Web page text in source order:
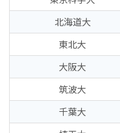
北海道大
東北大
大阪大
筑波大
千葉大